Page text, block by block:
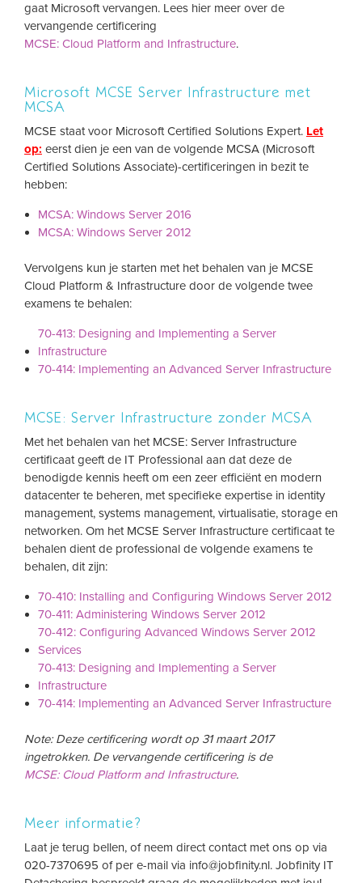
gaat Microsoft vervangen. Lees hier meer over de
vervangende certificering
MCSE: Cloud Platform and Infrastructure.
Microsoft MCSE Server Infrastructure met
MCSA
MCSE staat voor Microsoft Certified Solutions Expert. Let
op: eerst dien je een van de volgende MCSA (Microsoft
Certified Solutions Associate)-certificeringen in bezit te
hebben:
MCSA: Windows Server 2016
MCSA: Windows Server 2012
Vervolgens kun je starten met het behalen van je MCSE
Cloud Platform & Infrastructure door de volgende twee
examens te behalen:
70-413: Designing and Implementing a Server
Infrastructure
70-414: Implementing an Advanced Server Infrastructure
MCSE: Server Infrastructure zonder MCSA
Met het behalen van het MCSE: Server Infrastructure
certificaat geeft de IT Professional aan dat deze de
benodigde kennis heeft om een zeer efficiënt en modern
datacenter te beheren, met specifieke expertise in identity
management, systems management, virtualisatie, storage en
networken. Om het MCSE Server Infrastructure certificaat te
behalen dient de professional de volgende examens te
behalen, dit zijn:
70-410: Installing and Configuring Windows Server 2012
70-411: Administering Windows Server 2012
70-412: Configuring Advanced Windows Server 2012
Services
70-413: Designing and Implementing a Server
Infrastructure
70-414: Implementing an Advanced Server Infrastructure
Note: Deze certificering wordt op 31 maart 2017
ingetrokken. De vervangende certificering is de
MCSE: Cloud Platform and Infrastructure.
Meer informatie?
Laat je terug bellen, of neem direct contact met ons op via
020-7370695 of per e-mail via info@jobfinity.nl. Jobfinity IT